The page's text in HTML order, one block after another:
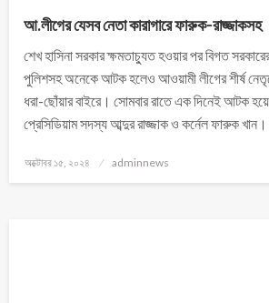
আ.লীগের যেসব নেতা কারাগারে ফারুক-রাজ্জাকসহ
শেখ হাসিনা সরকার ক্ষমতাচ্যুত হওয়ার পর বিগত
পুলিশসহ অনেকে আটক হলেও আওয়ামী লীগের শীর্ষ
ধরা-ছোঁয়ার বাইরে। সোমবার রাতে এক দিনেই আটক
প্রেসিডিয়াম সদস্য আব্দুর রাজ্জাক ও কর্নেল ফারুক
অক্টোবর ১৫, ২০২৪ adminnews